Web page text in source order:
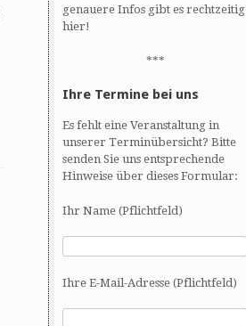
genauere Infos gibt es rechtzeitig
hier!
***
Ihre Termine bei uns
Es fehlt eine Veranstaltung in
unserer Terminübersicht? Bitte
senden Sie uns entsprechende
Hinweise über dieses Formular:
Ihr Name (Pflichtfeld)
Ihre E-Mail-Adresse (Pflichtfeld)